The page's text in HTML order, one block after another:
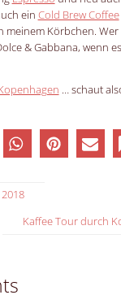
ein Cold Brew Coffee
meinem Körbchen.
& Gabbana, wenn
… schaut
Kaffee Tour durch